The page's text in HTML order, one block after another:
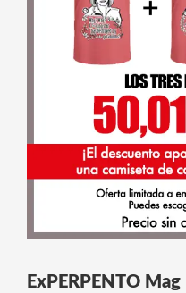
ExPERPENTO Mag